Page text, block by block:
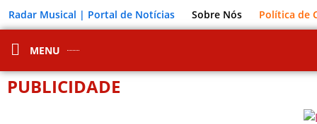
Radar Musical | Portal de Notícias Sobre Nós Política de
MENU
PUBLICIDADE